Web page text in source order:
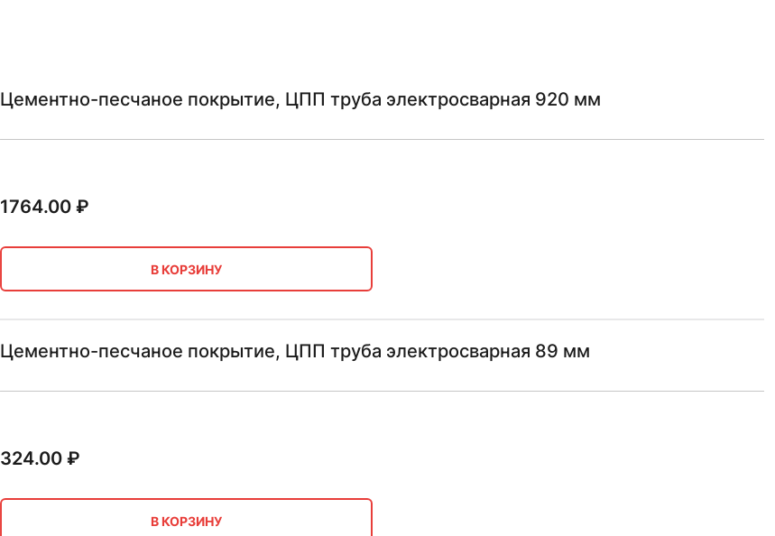
Цементно-песчаное покрытие, ЦПП труба электросварная 920 мм
1764.00₽
В КОРЗИНУ
Цементно-песчаное покрытие, ЦПП труба электросварная 89 мм
324.00₽
В КОРЗИНУ